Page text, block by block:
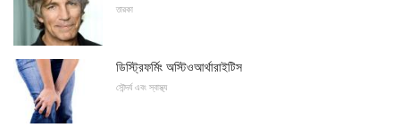
তারকা
ডিস্ট্রিফর্মিং অস্টিওআর্থারাইটিস
সৌন্দর্য এবং স্বাস্থ্য